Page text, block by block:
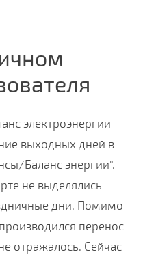
электроэнергии
выходных дней в
Баланс энергии".
не выделялись
дни. Помимо
перенос
отражалось. Сейчас